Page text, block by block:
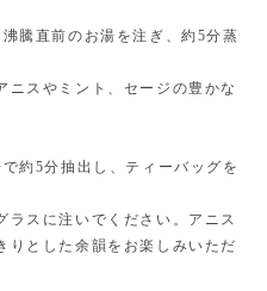
騰直前のお湯を注ぎ、約5分蒸
ニスやミント、セージの豊かな
約5分抽出し、ティーバッグを
ラスに注いでください。アニス
りとした余韻をお楽しみいただ